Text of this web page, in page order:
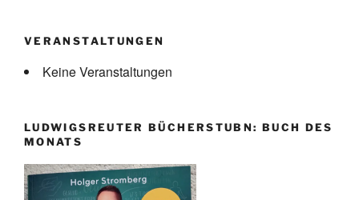
VERANSTALTUNGEN
Keine Veranstaltungen
LUDWIGSREUTER BÜCHERSTUBN: BUCH DES
MONATS